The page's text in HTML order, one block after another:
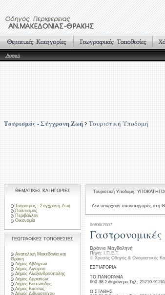
Αρχική
Τουρισμός - Σύγχρονη Ζωή Τουριστική Υποδομή
ΘΕΜΑΤΙΚΕΣ ΚΑΤΗΓΟΡΙΕΣ
Τουρισμός - Σύγχρονη Ζωή
Πολιτισμός
Περιβάλλον
Οικονομία
ΓΕΩΓΡΑΦΙΚΕΣ ΤΟΠΟΘΕΣΙΕΣ
Ανατολική Μακεδονία και
Θράκη
Δήμος Αβδήρων
Δήμος Αιγείρου
Δήμος Αλεξανδρούπολης
Δήμος Αρριανών
Δήμος Βιστωνίδος
Δήμος Βύσσας
Δήμος Διδυμοτείχου
Τουριστική Υποδομή:
Δεν υπάρχουν υποκατηγορίες στη
06/06/2007
Βράνια Μαγδαληνή
Πηγή: Ι.Π.Ε.Τ.
© Χρυσός Οδηγός & Ονομαστικός
ΕΣΤΙΑΤΟΡΙΑ
ΤΟ ΠΑΝΟΡΑΜΑ
660 38 Σιδηρόνερο Τηλ: 25210 91265
Ο ΣΤΑΘΗΣ